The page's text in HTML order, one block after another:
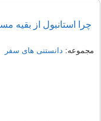
چرا استانبول از بقیه
مجموعه: دانستنی های سفر